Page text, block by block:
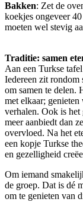
Bakken: Zet de
koekjes ongeveer
moeten wel stevig
Traditie: samen
Aan een Turkse
Iedereen zit rondom
om samen te delen.
met elkaar; genieten
verhalen. Ook is
meer aanbiedt dan
overvloed. Na het
een kopje Turkse
en gezelligheid
Om iemand
de groep. Dat is dé
om te genieten van